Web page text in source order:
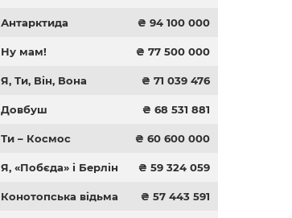
Антарктида ₴ 94 100 000
Ну мам! ₴ 77 500 000
Я, Ти, Він, Вона ₴ 71 039 476
Довбуш ₴ 68 531 881
Ти – Космос ₴ 60 600 000
Я, «Побєда» і Берлін ₴ 59 324 059
Конотопська відьма ₴ 57 443 591